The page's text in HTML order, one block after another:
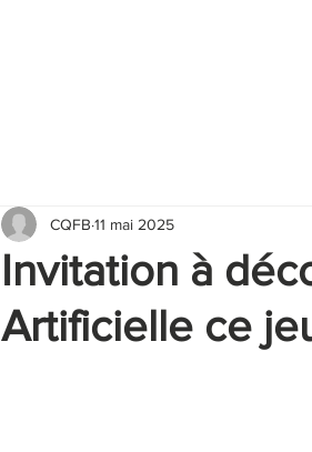
Invitation à
Artificielle ce
CQFB 11 mai 2025